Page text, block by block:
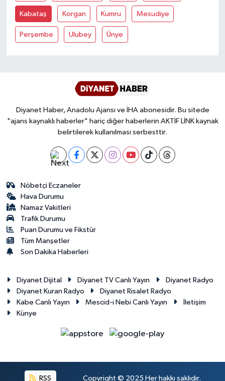
Kabataş Korgan Kumru Mesudiye
Perşembe Ulubey Ünye
Diyanet Haber, Anadolu Ajansı ve İHA abonesidir. Bu sitede
"ajans kaynaklı haberler" hariç diğer haberlerin AKTİF LİNK kaynak
belirtilerek kullanılması serbesttir.
Nöbetçi Eczaneler
Hava Durumu
Namaz Vakitleri
Trafik Durumu
Puan Durumu ve Fikstür
Tüm Manşetler
Son Dakika Haberleri
Diyanet Dijital Diyanet TV Canlı Yayın
Diyanet Radyo
Diyanet Kuran Radyo
Diyanet Risalet Radyo
Kabe Canlı Yayın
Mescid-i Nebi Canlı Yayın
İletişim
Künye
RSS Copyright © 2025 Her hakkı saklıdır.
Burdur Müftülüğü
Bursa Müftülüğü
Çankırı Müftülüğü
Çorum Müftülüğü
Denizli Müftülüğü
Diyarbakır Müftülüğü
Düzce Müftülüğü
Edirne Müftülüğü
Erzurum Müftülüğü
Eskişehir Müftülüğü
Gaziantep Müftülüğü
Giresun Müftülüğü
Ekonomi
Duyurular
Bilim, Teknoloji
Biyografiler
Diyanet TV
İhtida Haberleri
YAŞAM